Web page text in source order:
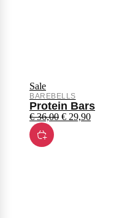
Sale
BAREBELLS
Protein Bars
€36,00 € 29,90